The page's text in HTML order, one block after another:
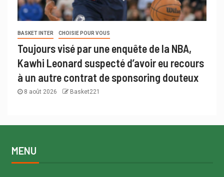
BASKET INTER CHOISIE POUR VOUS
Toujours visé par une enquête de la NBA,
Kawhi Leonard suspecté d’avoir eu recours
à un autre contrat de sponsoring douteux
8 août 2026 Basket221
MENU